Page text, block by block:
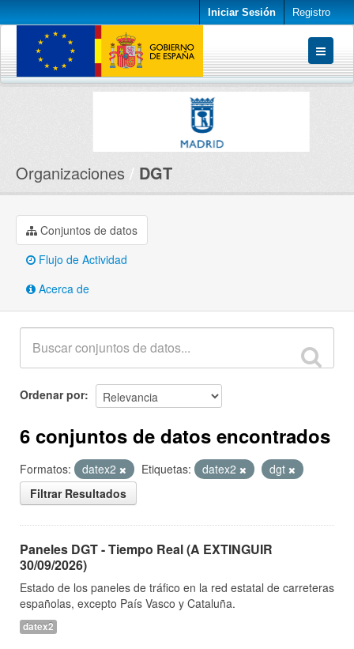
Iniciar Sesión Registro
Conjuntos de datos
Organizaciones DGT
Conjuntos de datos
Flujo de Actividad
Acerca de
Ordenar por
6 conjuntos de datos encontrados
Formatos: datex2 Etiquetas: datex2
dgt
Filtrar Resultados
Paneles DGT - Tiempo Real (A EXTINGUIR
30/09/2026)
Estado de los paneles de tráfico en la red estatal de carreteras
españolas, excepto País Vasco y Cataluña.
datex2